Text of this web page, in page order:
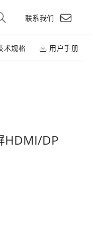
联系我们
术规格 用户手册
HDMI/DP